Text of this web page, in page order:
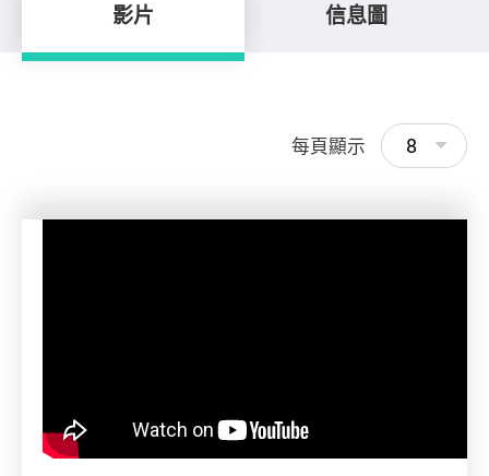
影片 信息圖
每頁顯示 8